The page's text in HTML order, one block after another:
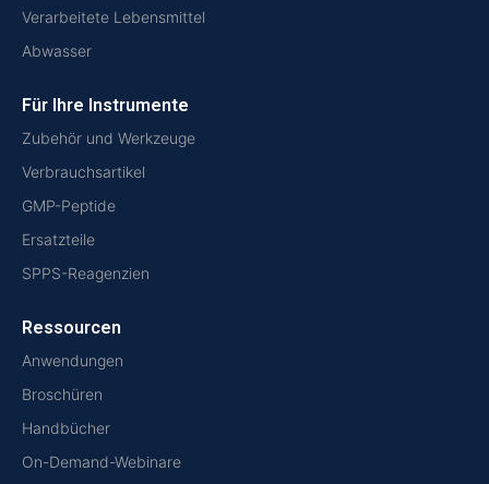
Verarbeitete Lebensmittel
Abwasser
Für Ihre Instrumente
Zubehör und Werkzeuge
Verbrauchsartikel
GMP-Peptide
Ersatzteile
SPPS-Reagenzien
Ressourcen
Anwendungen
Broschüren
Handbücher
On-Demand-Webinare